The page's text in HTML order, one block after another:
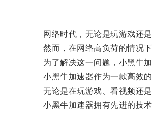
网络时代，无论是玩游戏还是
然而，在网络高负荷的情况下
为了解决这一问题，小黑牛加
小黑牛加速器作为一款高效的
无论是在玩游戏、看视频还是
小黑牛加速器拥有先进的技术